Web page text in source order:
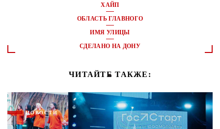
ХАЙП
ОБЛАСТЬ ГЛАВНОГО
ИМЯ УЛИЦЫ
СДЕЛАНО НА ДОНУ
ЧИТАЙТЕ ТАКЖЕ:
НОВОСТИ